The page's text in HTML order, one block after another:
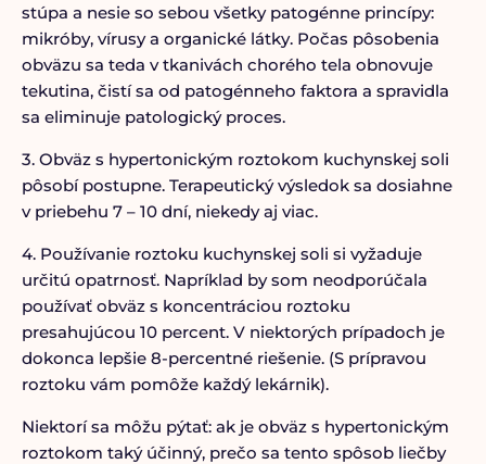
stúpa a nesie so sebou všetky patogénne princípy:
mikróby, vírusy a organické látky. Počas pôsobenia
obväzu sa teda v tkanivách chorého tela obnovuje
tekutina, čistí sa od patogénneho faktora a spravidla
sa eliminuje patologický proces.
3. Obväz s hypertonickým roztokom kuchynskej soli
pôsobí postupne. Terapeutický výsledok sa dosiahne
v priebehu 7 – 10 dní, niekedy aj viac.
4. Používanie roztoku kuchynskej soli si vyžaduje
určitú opatrnosť. Napríklad by som neodporúčala
používať obväz s koncentráciou roztoku
presahujúcou 10 percent. V niektorých prípadoch je
dokonca lepšie 8-percentné riešenie. (S prípravou
roztoku vám pomôže každý lekárnik).
Niektorí sa môžu pýtať: ak je obväz s hypertonickým
roztokom taký účinný, prečo sa tento spôsob liečby